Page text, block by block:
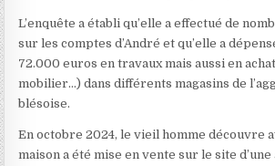
L’enquête a établi qu’elle a effectué de
sur les comptes d’André et qu’elle a
72.000 euros en travaux mais aussi en
mobilier…) dans différents magasins de
blésoise.
En octobre 2024, le vieil homme découvre
maison a été mise en vente sur le site d’une